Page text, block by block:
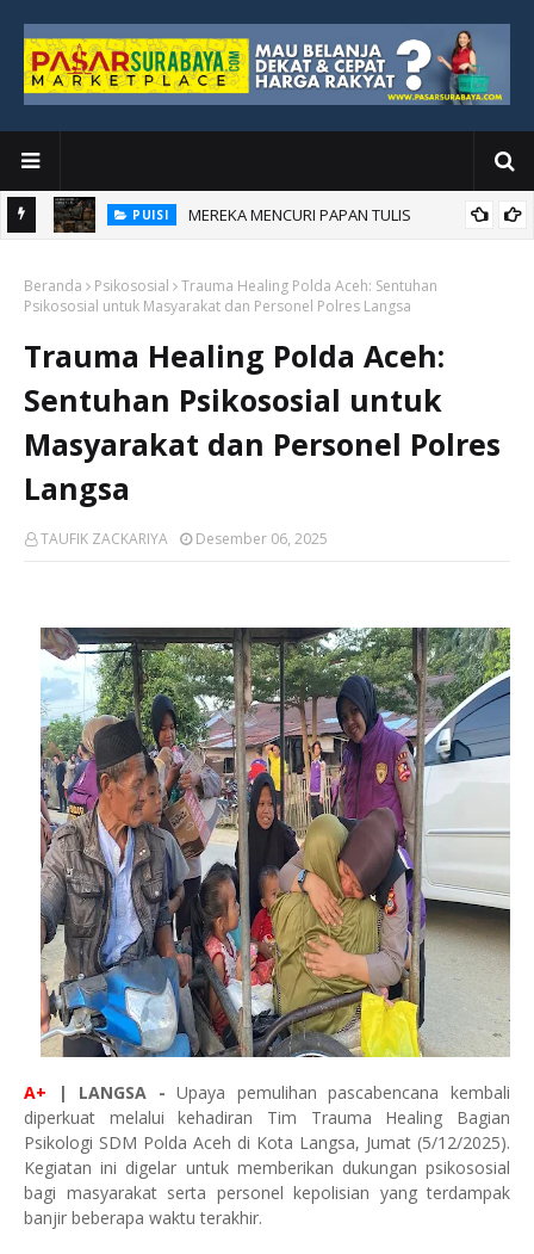
PUISI MEREKA MENCURI PAPAN TULIS
Beranda Psikososial
Trauma Healing Polda Aceh: Sentuhan
Psikososial untuk Masyarakat dan Personel Polres Langsa
Trauma Healing Polda Aceh:
Sentuhan Psikososial untuk
Masyarakat dan Personel Polres
Langsa
TAUFIK ZACKARIYA Desember 06, 2025
A+ | LANGSA -Upaya pemulihan pascabencana kembali
diperkuat melalui kehadiran Tim Trauma Healing Bagian
Psikologi SDM Polda Aceh di Kota Langsa, Jumat (5/12/2025).
Kegiatan ini digelar untuk memberikan dukungan psikososial
bagi masyarakat serta personel kepolisian yang terdampak
banjir beberapa waktu terakhir.